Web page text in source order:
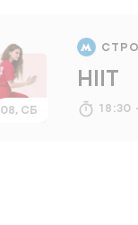
08, СБ
HIIT
18:30